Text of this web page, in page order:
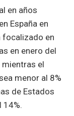
en años
España en
focalizado en
en enero del
el
menor al 8%
de Estados
14%.